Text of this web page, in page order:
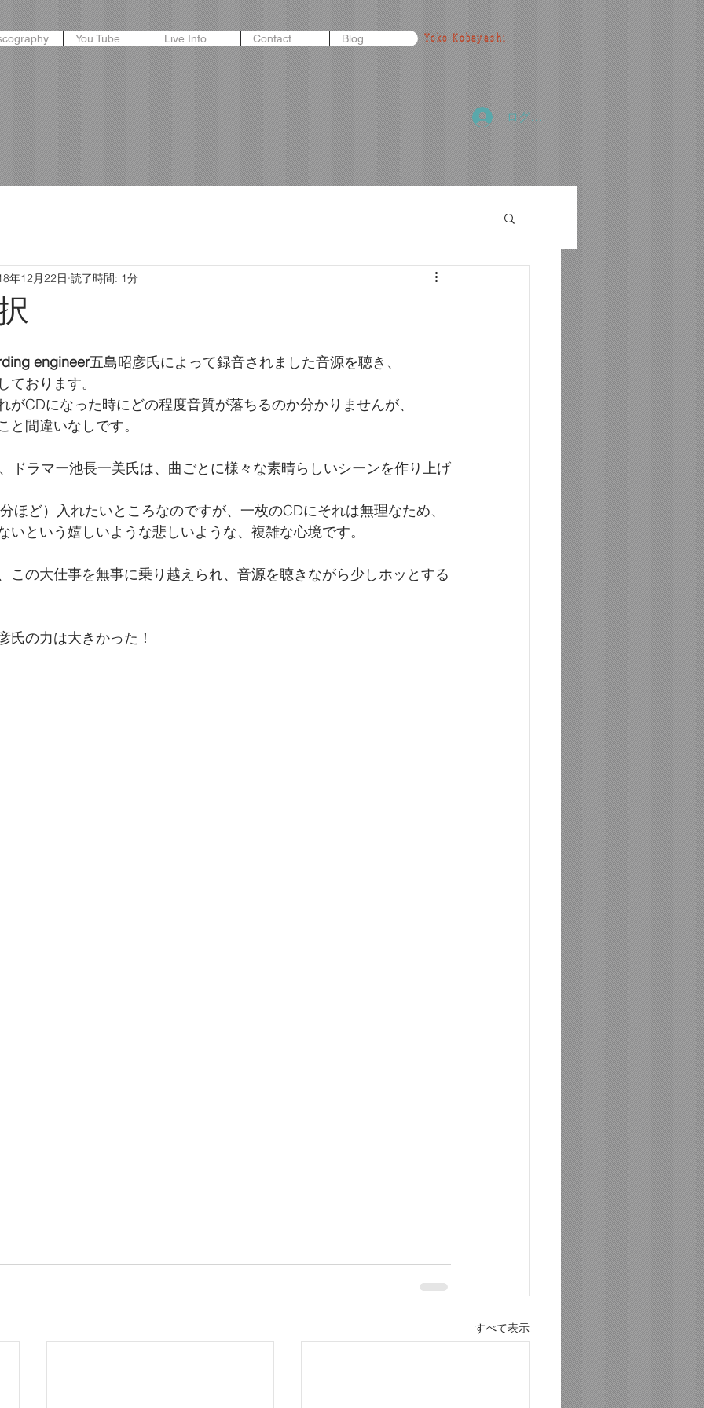
You Tube Live Info Contact Blog Yoko Kobayashi
ログイン
年12月22日 読了時間: 1分
engineer五島昭彦氏によって録音されました音源を聴き、
ております。
がCDになった時にどの程度音質が落ちるのか分かりませんが、
と間違いなしです。
ドラマー池長一美氏は、曲ごとに様々な素晴らしいシーンを作り上げ
ほど）入れたいところなのですが、一枚のCDにそれは無理なため、
いという嬉しいような悲しいような、複雑な心境です。
この大仕事を無事に乗り越えられ、音源を聴きながら少しホッとする
氏の力は大きかった！
すべて表示